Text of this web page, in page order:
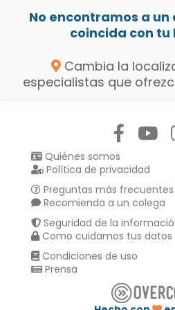
No encontramos a
coincida con tu
Cambia la
especialistas que
Quiénes somos
Política de privacidad
Preguntas más frecuentes
Recomienda a un colega
Seguridad de la
Como cuidamos tus datos
Condiciones de uso
Prensa